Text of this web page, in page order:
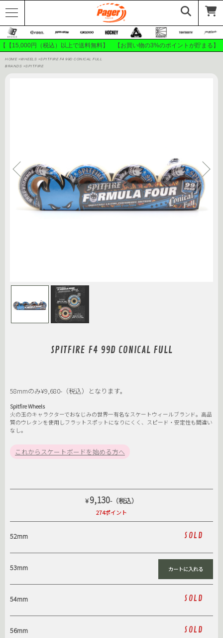
【【15,000円（税込）以上で送料無料】 【お買い物の3%のポイントが貯ま
HOME >WHEELS >SPITFIRE F4 99D CONICAL FULL
BRANDS >SPITFIRE
SPITFIRE F4 99D CONICAL FULL
58mmのみ¥9,680-（税込）となります。
Spitfire Wheels
火の玉のキャラクターでおなじみの世界一有名なスケートウィールブランド。高品
質のウレタンを使用しフラットスポットになりにくく、スピード・安定性も間違い
なし。
これからスケートボードを始める方へ
¥9,130-（税込）
274ポイント
52mm SOLD
53mm
54mm SOLD
56mm SOLD